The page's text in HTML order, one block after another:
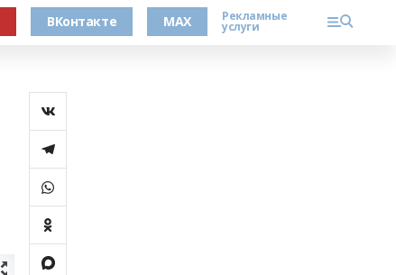
ВКонтакте MAX Рекламные
услуги